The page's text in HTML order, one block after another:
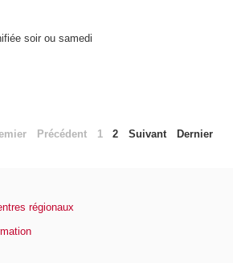
soir ou samedi
Précédent 1 2 Suivant Dernier
régionaux